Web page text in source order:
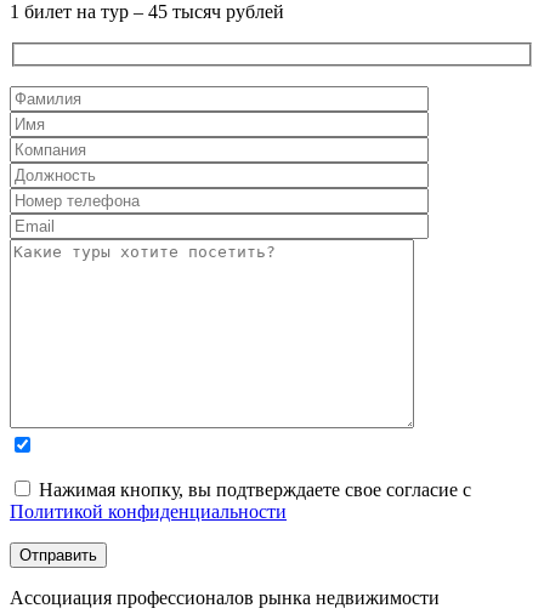
1 билет на тур – 45 тысяч рублей
Нажимая кнопку, вы подтверждаете свое согласие с
Политикой конфиденциальности
Ассоциация профессионалов рынка недвижимости